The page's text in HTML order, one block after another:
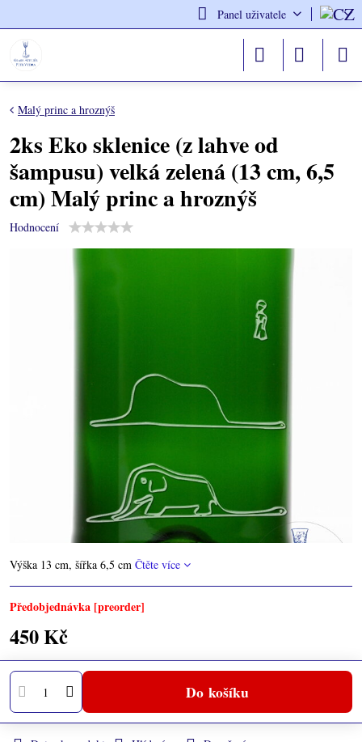
Panel uživatele
Malý princ a hroznýš
2ks Eko sklenice (z lahve od
šampusu) velká zelená (13 cm, 6,5
cm) Malý princ a hroznýš
Hodnocení
Výška 13 cm, šířka 6,5 cm Čtěte více
Předobjednávka [preorder]
450 Kč
Do košíku